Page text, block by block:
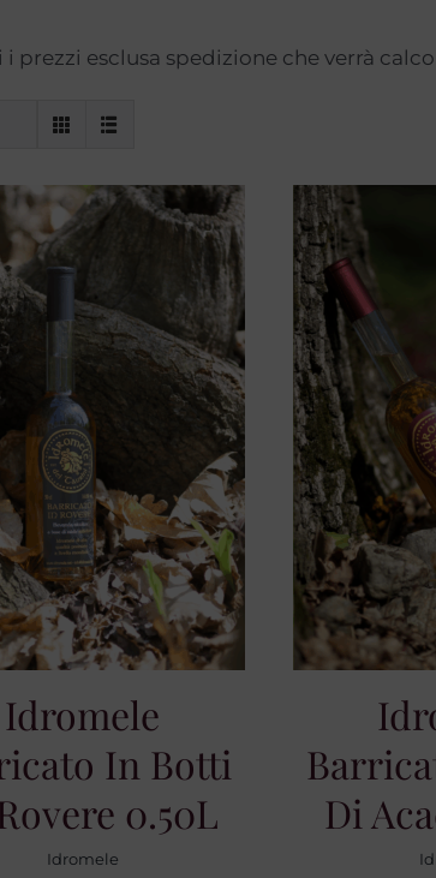
i prezzi esclusa spedizione che verrà
Idromele
In Botti
0.50L
Idromele
Di